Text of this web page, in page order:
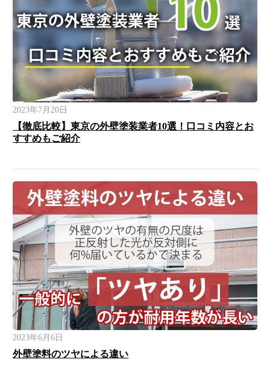
2023年7月20日
【徹底比較】東京の外壁塗装業者10選！口コミ内容とお
すすめもご紹介
2023年6月6日
外壁塗料のツヤによる違い